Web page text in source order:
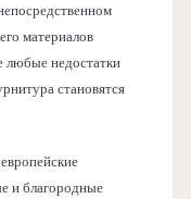
материалов
любые недостатки
становятся
и благородные